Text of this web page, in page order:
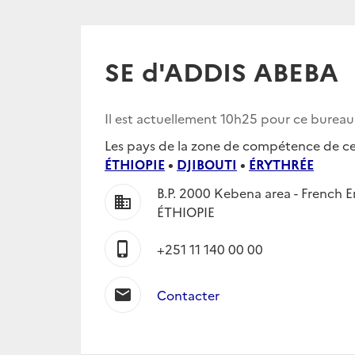
SE d'ADDIS ABEBA
Il est actuellement 10h25 pour ce bureau
Les pays de la zone de compétence de
ÉTHIOPIE• DJIBOUTI • ÉRYTHRÉE
business
B.P. 2000 Kebena area - French
ÉTHIOPIE
phone_iphone +251 11 140 00 00
mail Contacter